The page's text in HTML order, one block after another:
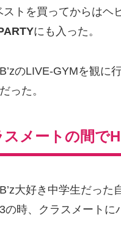
ストを買ってからは
にも入った。
のLIVE-GYMを観に
った。
スメートの間で
大好き中学生だっ
の時、クラスメートに